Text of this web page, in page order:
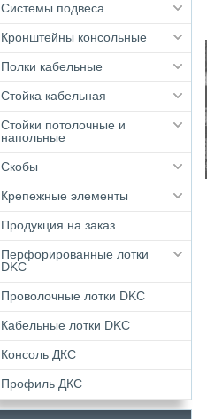
Системы подвеса
Кронштейны консольные
Полки кабельные
Стойка кабельная
Стойки потолочные и
напольные
Скобы
Крепежные элементы
Продукция на заказ
Перфорированные лотки
DKC
Проволочные лотки DKC
Кабельные лотки DKС
Консоль ДКС
Профиль ДКС